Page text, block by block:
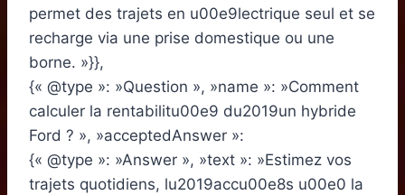
permet des trajets en u00e9lectrique seul et se
recharge via une prise domestique ou une
borne. »}},
{« @type »: »Question », »name »: »Comment
calculer la rentabilitu00e9 du2019un hybride
Ford ? », »acceptedAnswer »:
{« @type »: »Answer », »text »: »Estimez vos
trajets quotidiens, lu2019accu00e8s u00e0 la